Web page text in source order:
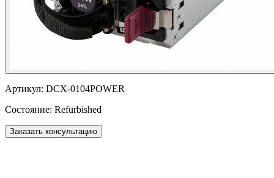
Артикул: DCX-0104POWER
Состояние: Refurbished
Заказать консультацию